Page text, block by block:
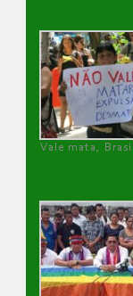
Vale mata, Brasil